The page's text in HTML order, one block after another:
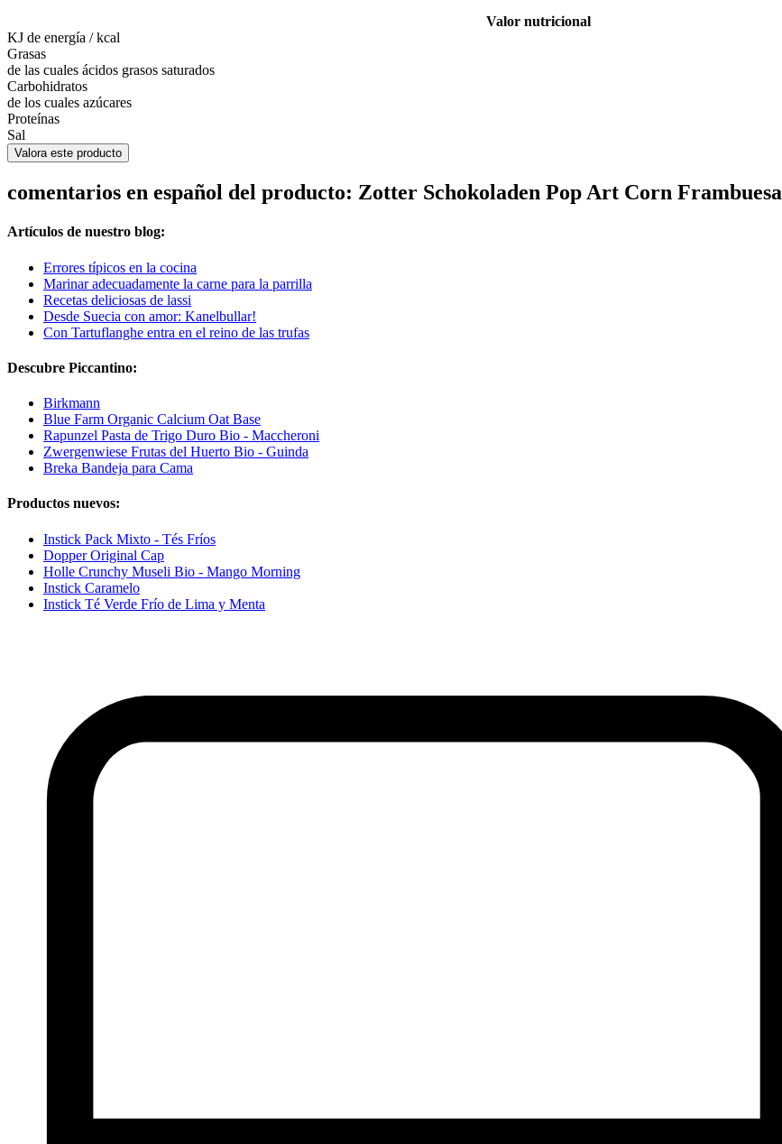
Valor nutricional
KJ de energía / kcal
Grasas
de las cuales ácidos grasos saturados
Carbohidratos
de los cuales azúcares
Proteínas
Sal
Valora este producto
comentarios en español del producto: Zotter Schokoladen Pop Art Corn Frambuesa
Artículos de nuestro blog:
Errores típicos en la cocina
Marinar adecuadamente la carne para la parrilla
Recetas deliciosas de lassi
Desde Suecia con amor: Kanelbullar!
Con Tartuflanghe entra en el reino de las trufas
Descubre Piccantino:
Birkmann
Blue Farm Organic Calcium Oat Base
Rapunzel Pasta de Trigo Duro Bio - Maccheroni
Zwergenwiese Frutas del Huerto Bio - Guinda
Breka Bandeja para Cama
Productos nuevos:
Instick Pack Mixto - Tés Fríos
Dopper Original Cap
Holle Crunchy Museli Bio - Mango Morning
Instick Caramelo
Instick Té Verde Frío de Lima y Menta